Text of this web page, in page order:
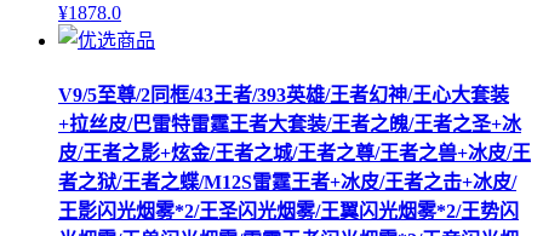
¥1878.0
V9/5至尊/2同框/43王者/393英雄/王者幻神/王心大套装
+拉丝皮/巴雷特雷霆王者大套装/王者之魄/王者之圣+冰
皮/王者之影+炫金/王者之城/王者之尊/王者之兽+冰皮/王
者之狱/王者之蝶/M12S雷霆王者+冰皮/王者之击+冰皮/
王影闪光烟雾*2/王圣闪光烟雾/王翼闪光烟雾*2/王势闪